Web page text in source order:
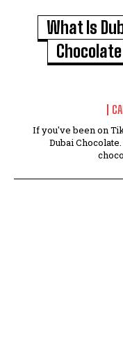
What Is
If you've been on
Dubai Chocolate. People are breaking open thick